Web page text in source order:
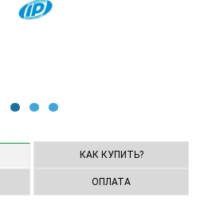
КАК КУПИТЬ?
ОПЛАТА